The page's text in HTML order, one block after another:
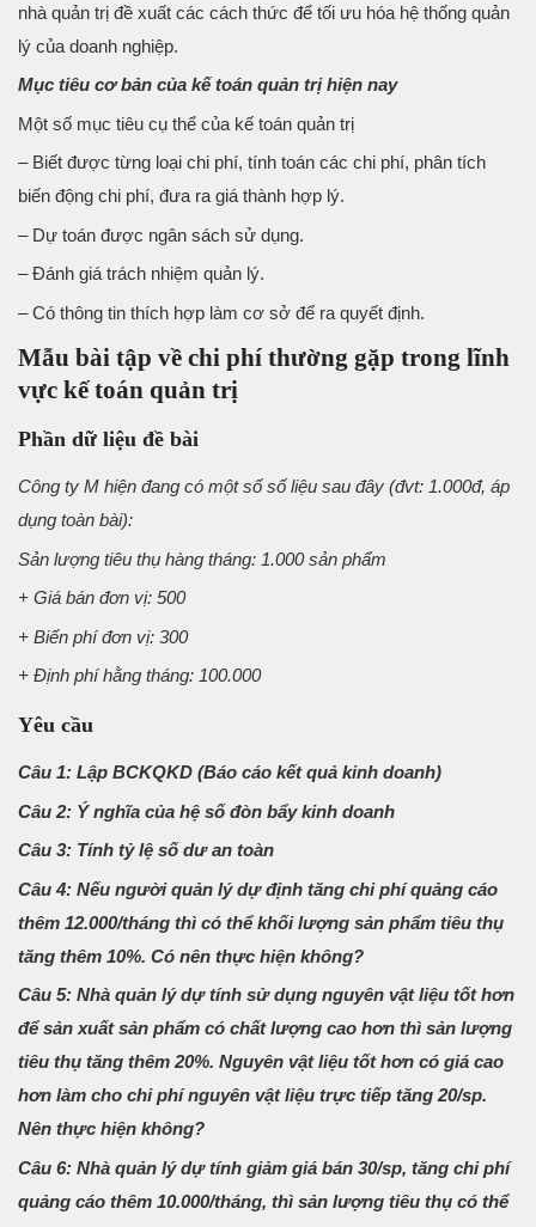
nhà quản trị đề xuất các cách thức để tối ưu hóa hệ thống quản
lý của doanh nghiệp.
Mục tiêu cơ bản của kế toán quản trị hiện nay
Một số mục tiêu cụ thể của kế toán quản trị
– Biết được từng loại chi phí, tính toán các chi phí, phân tích
biến động chi phí, đưa ra giá thành hợp lý.
– Dự toán được ngân sách sử dụng.
– Đánh giá trách nhiệm quản lý.
– Có thông tin thích hợp làm cơ sở để ra quyết định.
Mẫu bài tập về chi phí thường gặp trong lĩnh
vực kế toán quản trị
Phần dữ liệu đề bài
Công ty M hiện đang có một số số liệu sau đây (đvt: 1.000đ, áp
dụng toàn bài):
Sản lượng tiêu thụ hàng tháng: 1.000 sản phẩm
+ Giá bán đơn vị: 500
+ Biến phí đơn vị: 300
+ Định phí hằng tháng: 100.000
Yêu cầu
Câu 1: Lập BCKQKD (Báo cáo kết quả kinh doanh)
Câu 2: Ý nghĩa của hệ số đòn bẩy kinh doanh
Câu 3: Tính tỷ lệ số dư an toàn
Câu 4: Nếu người quản lý dự định tăng chi phí quảng cáo
thêm 12.000/tháng thì có thể khối lượng sản phẩm tiêu thụ
tăng thêm 10%. Có nên thực hiện không?
Câu 5: Nhà quản lý dự tính sử dụng nguyên vật liệu tốt hơn
để sản xuất sản phẩm có chất lượng cao hơn thì sản lượng
tiêu thụ tăng thêm 20%. Nguyên vật liệu tốt hơn có giá cao
hơn làm cho chi phí nguyên vật liệu trực tiếp tăng 20/sp.
Nên thực hiện không?
Câu 6: Nhà quản lý dự tính giảm giá bán 30/sp, tăng chi phí
quảng cáo thêm 10.000/tháng, thì sản lượng tiêu thụ có thể